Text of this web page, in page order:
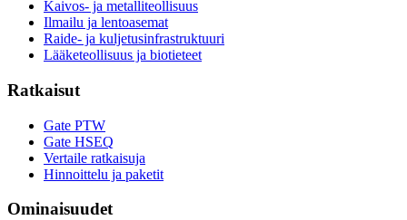
Kaivos- ja metalliteollisuus
Ilmailu ja lentoasemat
Raide- ja kuljetusinfrastruktuuri
Lääketeollisuus ja biotieteet
Ratkaisut
Gate PTW
Gate HSEQ
Vertaile ratkaisuja
Hinnoittelu ja paketit
Ominaisuudet